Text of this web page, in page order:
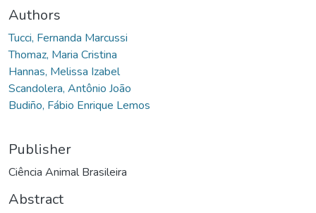
Authors
Tucci, Fernanda Marcussi
Thomaz, Maria Cristina
Hannas, Melissa Izabel
Scandolera, Antônio João
Budiño, Fábio Enrique Lemos
Publisher
Ciência Animal Brasileira
Abstract